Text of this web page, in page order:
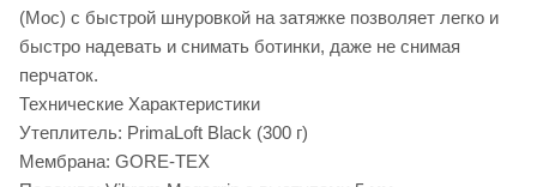
(Moc) с быстрой шнуровкой на затяжке позволяет легко и
быстро надевать и снимать ботинки, даже не снимая
перчаток.
Технические Характеристики
Утеплитель: PrimaLoft Black (300 г)
Мембрана: GORE-TEX